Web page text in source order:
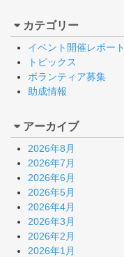
カテゴリー
イベント開催レポート
トピックス
ボランティア募集
助成情報
アーカイブ
2026年8月
2026年7月
2026年6月
2026年5月
2026年4月
2026年3月
2026年2月
2026年1月